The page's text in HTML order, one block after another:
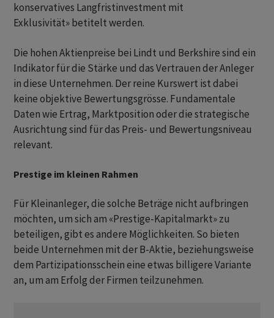
konservatives Langfristinvestment mit
Exklusivität» betitelt werden.
Die hohen Aktienpreise bei Lindt und Berkshire sind ein
Indikator für die Stärke und das Vertrauen der Anleger
in diese Unternehmen. Der reine Kurswert ist dabei
keine objektive Bewertungsgrösse. Fundamentale
Daten wie Ertrag, Marktposition oder die strategische
Ausrichtung sind für das Preis- und Bewertungsniveau
relevant.
Prestige im kleinen Rahmen
Für Kleinanleger, die solche Beträge nicht aufbringen
möchten, um sich am «Prestige-Kapitalmarkt» zu
beteiligen, gibt es andere Möglichkeiten. So bieten
beide Unternehmen mit der B-Aktie, beziehungsweise
dem Partizipationsschein eine etwas billigere Variante
an, um am Erfolg der Firmen teilzunehmen.